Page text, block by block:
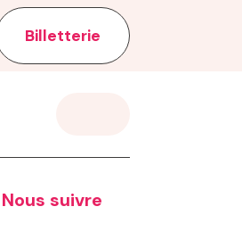
Billetterie
Nous suivre